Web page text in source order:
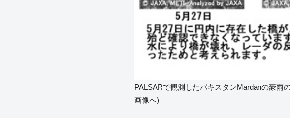
PALSARで観測したパキスタンMardanの豪雨
画像へ)